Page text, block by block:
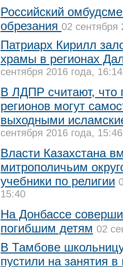
Российский
обрезания 02 сентября
Патриарх Кирилл
храмы в регионах
сентября 2016 года, 16:14
В ЛДПР считают, что
регионов могут
выходными
сентября 2016 года, 15:46
Власти Казахстана
митрополичьим
учебники по религии
15:40
На Донбассе
погибшим детям 02
В Тамбове
пустили на занятия в